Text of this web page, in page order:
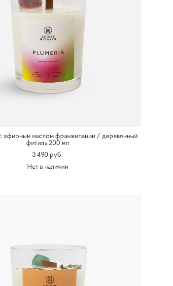
эфирным маслом франжипании / деревянный
фитиль 200 мл
3 490 pуб.
Нет в наличии